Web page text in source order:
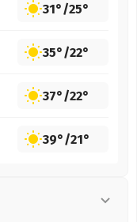
31°/25°
35°/22°
37°/22°
39°/21°